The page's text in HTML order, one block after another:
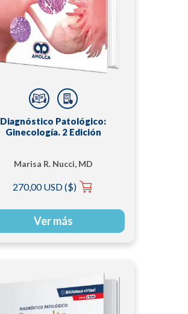
Diagnóstico Patológico:
Ginecología. 2 Edición
Marisa R. Nucci, MD
270,00 USD ($)
Ver más